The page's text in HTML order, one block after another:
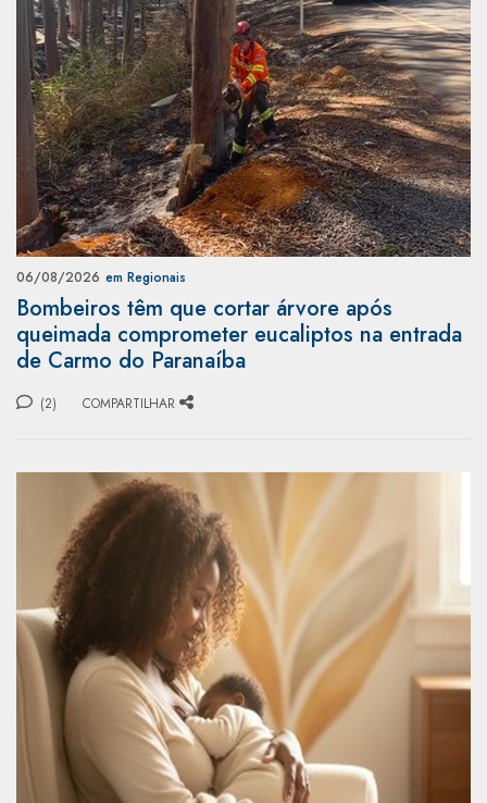
06/08/2026 em Regionais
Bombeiros têm que cortar árvore após
queimada comprometer eucaliptos na entrada
de Carmo do Paranaíba
(2) COMPARTILHAR